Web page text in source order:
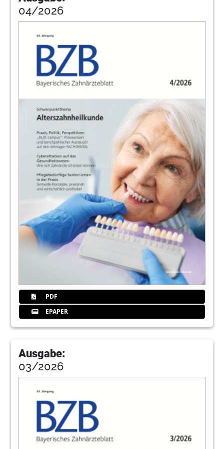
Jennifer Alpmann, LL.M. Syndikusrechtsanwältin
besser meistern – Individuelle Business-
Coachings für die Zahnarztpraxis
Stephan Grüner Geschäftsführer der eazf
Consult
Praxisberatung der BLZK
Redaktion
Titeltraum? Machen Sie mit beim ZWP
Designpreis 2024!
Zahnerhalt eines Oberkieferfrontzahnes
trotz ausgeprägter Osteolyse mittels
orthograder Revisionsbehandlung
Dr. Jana Friedrich, Dr. Eva Maier und Prof. Dr.
Kerstin Galler, Ph.D.
Premiere im Juni: Digital Dentistry Show in
Visualisierung in der Endodontie
Priv.-Doz. Dr. Ralf Krug, Würzburg, und Priv.-Doz.
Dr. Marcel Reymus, München
Valpolicella/Italien
60Neue Impulse für 3D-gedruckte
Po-Chun Tseng
Der werkstoffsensible Patient – eine kurze
Übersicht
Joachim Kraft
04/2026
PDF
EPAPER
Ausgabe:
03/2026